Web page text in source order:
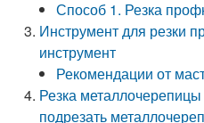
Способ 1. Резка
Инструмент для резки
инструмент
Рекомендации от
Резка
подрезать